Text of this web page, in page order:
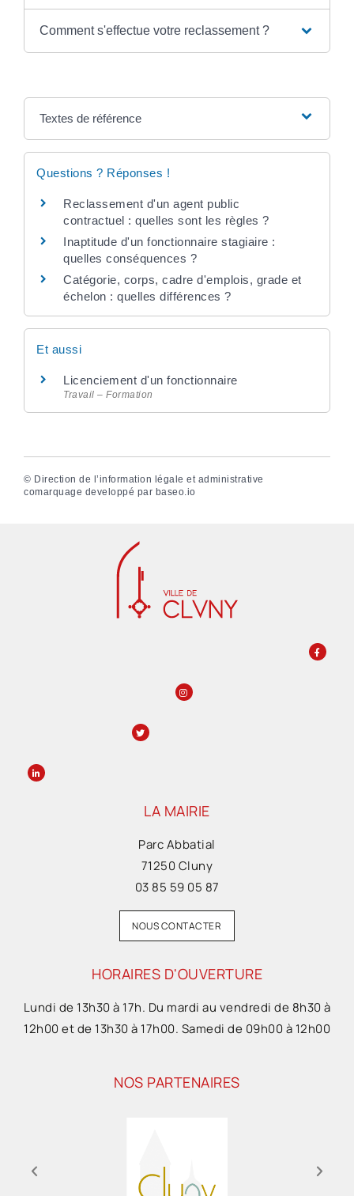
Comment s'effectue votre reclassement ?
Textes de référence
Questions ? Réponses !
Reclassement d'un agent public
contractuel : quelles sont les règles ?
Inaptitude d'un fonctionnaire stagiaire :
quelles conséquences ?
Catégorie, corps, cadre d'emplois, grade et
échelon : quelles différences ?
Et aussi
Licenciement d'un fonctionnaire
Travail – Formation
© Direction de l’information légale et administrative
comarquage developpé par baseo.io
LA MAIRIE
Parc Abbatial
71250 Cluny
03 85 59 05 87
NOUS CONTACTER
HORAIRES D'OUVERTURE
Lundi de 13h30 à 17h. Du mardi au vendredi de 8h30 à
12h00 et de 13h30 à 17h00. Samedi de 09h00 à 12h00
NOS PARTENAIRES